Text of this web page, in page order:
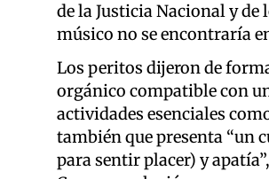
de la Justicia Nacional y de
músico no se encontraría
Los peritos dijeron de
orgánico compatible con
actividades esenciales
también que presenta “un
para sentir placer) y